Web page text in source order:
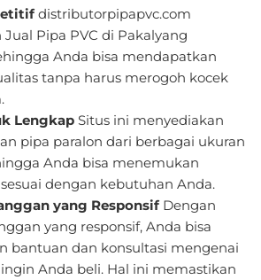
distributorpipapvc.com
Pipa PVC di Pakalyang
Anda bisa mendapatkan
tanpa harus merogoh kocek
Lengkap Situs ini menyediakan
pipa paralon dari berbagai ukuran
Anda bisa menemukan
dengan kebutuhan Anda.
yang Responsif Dengan
yang responsif, Anda bisa
bantuan dan konsultasi mengenai
Anda beli. Hal ini memastikan